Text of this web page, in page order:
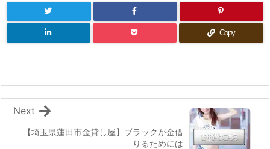
Copy
【埼玉県蓮田市金貸し屋】ブラックが金借
りるためには
Next